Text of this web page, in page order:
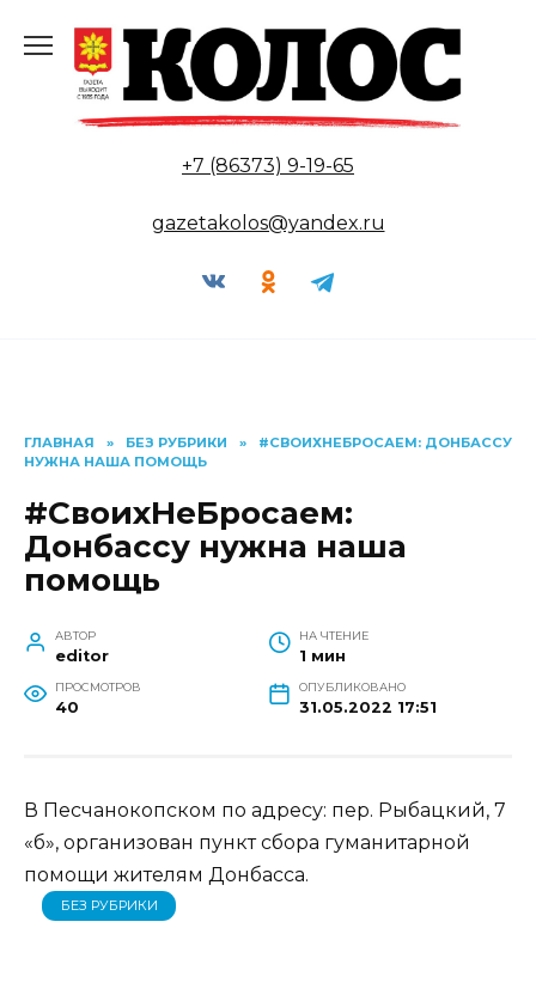
содержанию
+7 (86373) 9-19-65
gazetakolos@yandex.ru
ГЛАВНАЯ » БЕЗ РУБРИКИ »
#СВОИХНЕБРОСАЕМ: ДОНБАССУ
НУЖНА НАША ПОМОЩЬ
#СвоихНеБросаем:
Донбассу нужна наша
помощь
АВТОР
editor
НА ЧТЕНИЕ
1 мин
ПРОСМОТРОВ
40
ОПУБЛИКОВАНО
31.05.2022 17:51
В Песчанокопском по адресу: пер. Рыбацкий, 7
«б», организован пункт сбора гуманитарной
помощи жителям Донбасса.
БЕЗ РУБРИКИ